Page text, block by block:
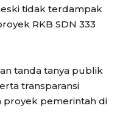
tidak terdampak
RKB SDN 333
tanda tanya publik
transparansi
proyek pemerintah di